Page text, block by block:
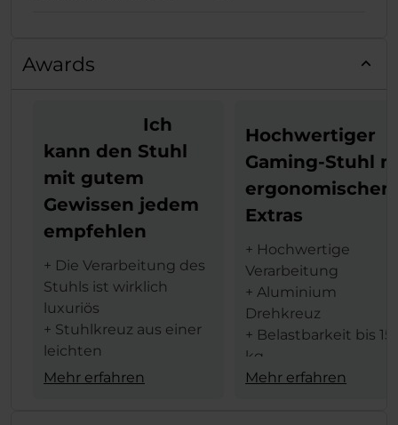
Awards
Ich
kann den Stuhl
mit gutem
Gewissen jedem
empfehlen
+ Die Verarbeitung des
Stuhls ist wirklich
luxuriös
+ Stuhlkreuz aus einer
leichten
Aluminiumlegierung
Mehr erfahren
Hochwertiger
Gaming-Stuhl
ergonomischen
Extras
+ Hochwertige
Verarbeitung
+ Aluminium
Drehkreuz
+ Belastbarkeit bis
kg
+ 4D-Armlehnen
Mehr erfahren